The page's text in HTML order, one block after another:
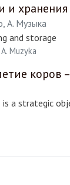
и
А. Музыка
and storage
Muzyka
коров
a strategic